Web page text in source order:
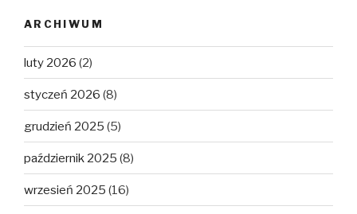
ARCHIWUM
luty 2026 (2)
styczeń 2026 (8)
grudzień 2025 (5)
październik 2025 (8)
wrzesień 2025 (16)